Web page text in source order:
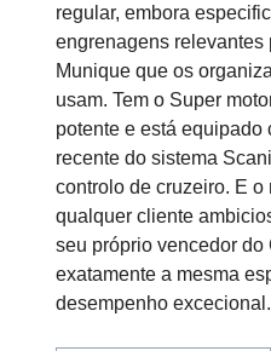
regular, embora
engrenagens relevantes
Munique que os
usam. Tem o Super
potente e está equipado
recente do sistema
controlo de cruzeiro. E
qualquer cliente
seu próprio vencedor do
exatamente a mesma
desempenho excecional.